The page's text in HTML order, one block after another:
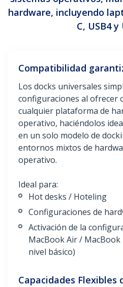
hardware, incluyendo
C, USB4 y
Compatibilidad
Los docks universales
configuraciones al ofrecer
cualquier plataforma de
operativo, haciéndolos
en un solo modelo de
entornos mixtos de
operativo.
Ideal para:
Hot desks / Hoteling
Configuraciones de
Activación de la
MacBook Air /
nivel básico)
Capacidades Flexibles